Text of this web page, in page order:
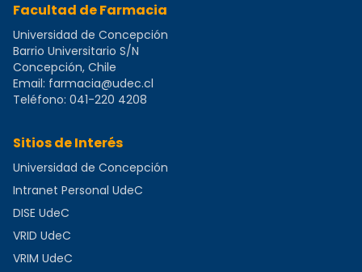
Facultad de Farmacia
Universidad de Concepción
Barrio Universitario S/N
Concepción, Chile
Email: farmacia@udec.cl
Teléfono: 041-220 4208
Sitios de Interés
Universidad de Concepción
Intranet Personal UdeC
DISE UdeC
VRID UdeC
VRIM UdeC